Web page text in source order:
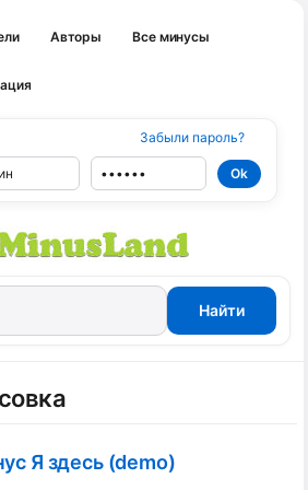
Авторы Все минусы
Забыли пароль?
Я здесь (demo)